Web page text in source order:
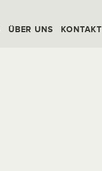
ÜBER UNS KONTAKT